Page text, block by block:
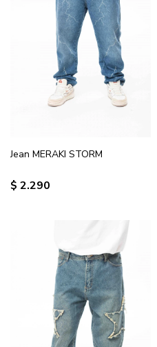
Jean MERAKI STORM
$ 2.290